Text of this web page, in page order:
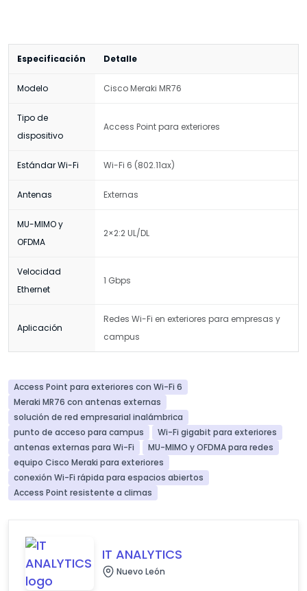
Especificación Detalle
Modelo Cisco Meraki MR76
Tipo de
dispositivo
Access Point para exteriores
Estándar Wi-Fi Wi-Fi 6 (802.11ax)
Antenas Externas
MU-MIMO y
OFDMA
2×2:2 UL/DL
Velocidad
Ethernet
1 Gbps
Aplicación
Redes Wi-Fi en exteriores para empresas y
campus
Access Point para exteriores con Wi-Fi 6
Meraki MR76 con antenas externas
solución de red empresarial inalámbrica
punto de acceso para campus
Wi-Fi gigabit para exteriores
antenas externas para Wi-Fi
MU-MIMO y OFDMA para redes
equipo Cisco Meraki para exteriores
conexión Wi-Fi rápida para espacios abiertos
Access Point resistente a climas
IT ANALYTICS
Nuevo León